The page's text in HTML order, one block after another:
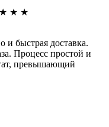
★ ★ ★
и быстрая доставка.
Процесс простой и
превышающий